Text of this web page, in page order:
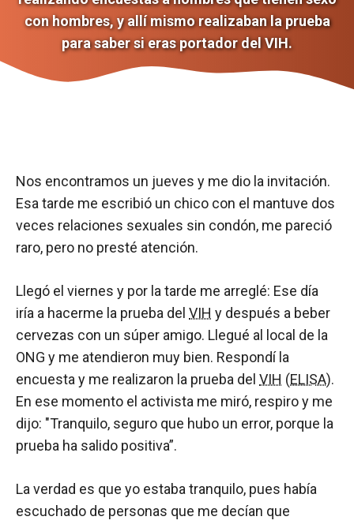
con hombres, y allí mismo realizaban la prueba
para saber si eras portador del VIH.
Nos encontramos un jueves y me dio la invitación.
Esa tarde me escribió un chico con el mantuve dos
veces relaciones sexuales sin condón, me pareció
raro, pero no presté atención.
Llegó el viernes y por la tarde me arreglé: Ese día
iría a hacerme la prueba del VIH y después a beber
cervezas con un súper amigo. Llegué al local de la
ONG y me atendieron muy bien. Respondí la
encuesta y me realizaron la prueba del VIH (ELISA).
En ese momento el activista me miró, respiro y me
dijo: "Tranquilo, seguro que hubo un error, porque la
prueba ha salido positiva”.
La verdad es que yo estaba tranquilo, pues había
escuchado de personas que me decían que